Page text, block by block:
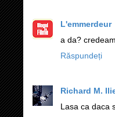
L'emmerdeur
a da?
Răspundeți
Richard M.
Lasa ca daca